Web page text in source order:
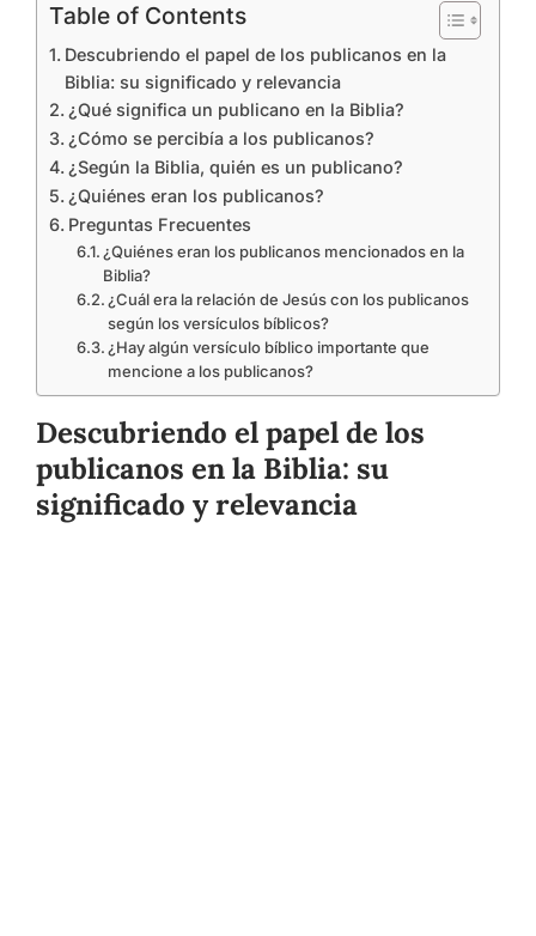
Table of Contents
Descubriendo el papel de los publicanos en la
Biblia: su significado y relevancia
¿Qué significa un publicano en la Biblia?
¿Cómo se percibía a los publicanos?
¿Según la Biblia, quién es un publicano?
¿Quiénes eran los publicanos?
Preguntas Frecuentes
¿Quiénes eran los publicanos mencionados en la
Biblia?
¿Cuál era la relación de Jesús con los publicanos
según los versículos bíblicos?
¿Hay algún versículo bíblico importante que
mencione a los publicanos?
Descubriendo el papel de los
publicanos en la Biblia: su
significado y relevancia